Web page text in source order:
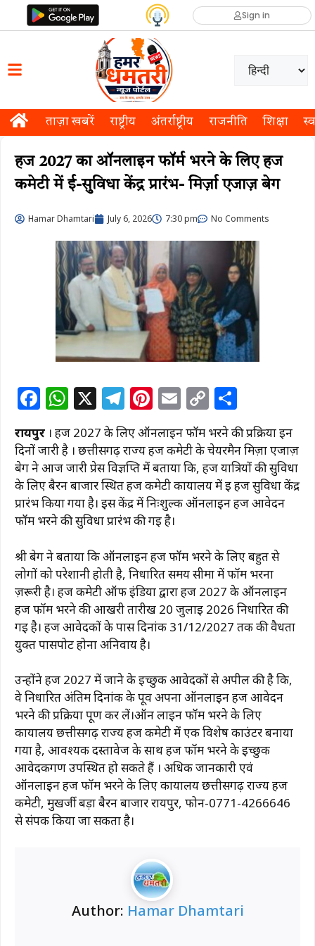
Sign in
ताज़ा खबरें राष्ट्रीय अंतर्राष्ट्रीय राजनीति शिक्षा
हज 2027 का ऑनलाइन फॉर्म भरने के लिए हज
कमेटी में ई-सुविधा केंद्र प्रारंभ- मिर्ज़ा एजाज़ बेग
Hamar Dhamtari July 6, 2026 7:30 pm No Comments
F
c
e
b
o
o
k
W
h
at
s
A
p
p
X T
el
e
g
ra
m
Pi
te
re
st
E
m
ai
l
C
p
y
Li
n
h
ar
e
रायपुर । हज 2027 के लिए ऑनलाइन फॉर्म भरने की प्रक्रिया इन
दिनों जारी है । छत्तीसगढ़ राज्य हज कमेटी के चेयरमैन मिर्ज़ा एजाज़
बेग ने आज जारी प्रेस विज्ञप्ति में बताया कि, हज यात्रियों की सुविधा
के लिए बैरन बाजार स्थित हज कमेटी कार्यालय में ई हज सुविधा केंद्र
प्रारंभ किया गया है। इस केंद्र में निःशुल्क ऑनलाइन हज आवेदन
फॉर्म भरने की सुविधा प्रारंभ की गई है।
श्री बेग ने बताया कि ऑनलाइन हज फॉर्म भरने के लिए बहुत से
लोगों को परेशानी होती है, निर्धारित समय सीमा में फॉर्म भरना
ज़रूरी है। हज कमेटी ऑफ इंडिया द्वारा हज 2027 के ऑनलाइन
हज फॉर्म भरने की आखरी तारीख 20 जुलाई 2026 निर्धारित की
गई है। हज आवेदकों के पास दिनांक 31/12/2027 तक की वैधता
युक्त पासपोर्ट होना अनिवार्य है।
उन्होंने हज 2027 में जाने के इच्छुक आवेदकों से अपील की है कि,
वे निर्धारित अंतिम दिनांक के पूर्व अपना ऑनलाइन हज आवेदन
भरने की प्रक्रिया पूर्ण कर लें।ऑन लाइन फॉर्म भरने के लिए
कार्यालय छत्तीसगढ़ राज्य हज कमेटी में एक विशेष काउंटर बनाया
गया है, आवश्यक दस्तावेज के साथ हज फॉर्म भरने के इच्छुक
आवेदकगण उपस्थित हो सकते हैं । अधिक जानकारी एवं
ऑनलाइन हज फॉर्म भरने के लिए कार्यालय छत्तीसगढ़ राज्य हज
कमेटी, मुखर्जी बड़ा बैरन बाजार रायपुर, फोन-0771-4266646
से संपर्क किया जा सकता है।
Author: Hamar Dhamtari